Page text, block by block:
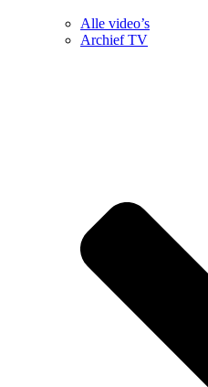
Alle video’s
Archief TV